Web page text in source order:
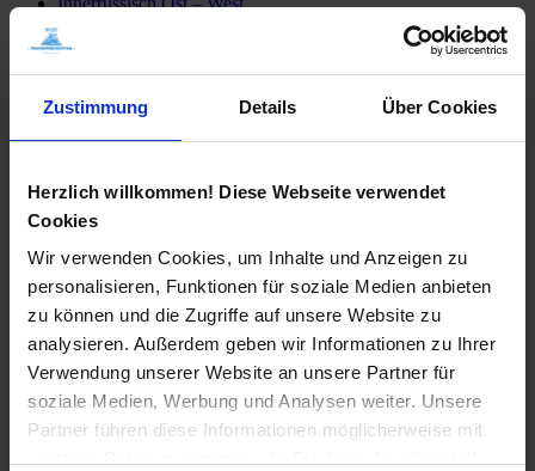
Zustimmung Details Über Cookies
Herzlich willkommen! Diese Webseite verwendet
Cookies
Wir verwenden Cookies, um Inhalte und Anzeigen zu
personalisieren, Funktionen für soziale Medien anbieten
zu können und die Zugriffe auf unsere Website zu
analysieren. Außerdem geben wir Informationen zu Ihrer
Verwendung unserer Website an unsere Partner für
soziale Medien, Werbung und Analysen weiter. Unsere
Partner führen diese Informationen möglicherweise mit
Detailfahrpläne
Hotel
Sibirien erleben
Fähre Wladiwostok – Japan
Alle Routen
Moskau – Peking
Peking – Moskau
St. Petersburg – Irkutsk
Moskau – Ulaan Baatar
Moskau – Wladiwostok
Transsib-Gruppenreisen
Im Linienzug
Im Sonderzug Zarengold